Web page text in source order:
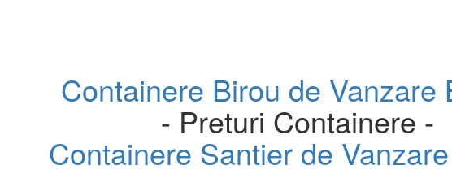
Containere Birou de Vanzare
- Preturi Containere -
Containere Santier de